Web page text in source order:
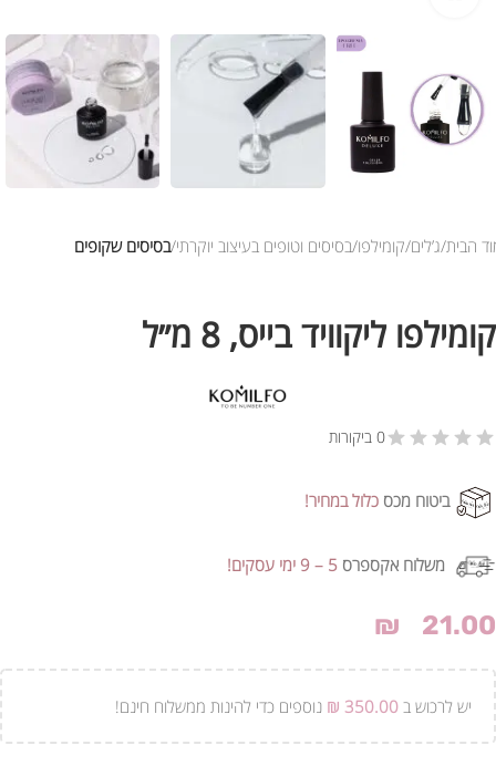
הבית ג’לים קומילפו בסיסים וטופים בעיצוב יוקרתי בסיסים שקופים
קומילפו ליקוויד בייס, 8 מ״ל
0 ביקורות
ביטוח מכס כלול במחיר!
משלוח אקספרס 5 – 9 ימי עסקים!
₪ 21.00
יש לרכוש ב ₪ 350.00 נוספים כדי להינות ממשלוח חינם!